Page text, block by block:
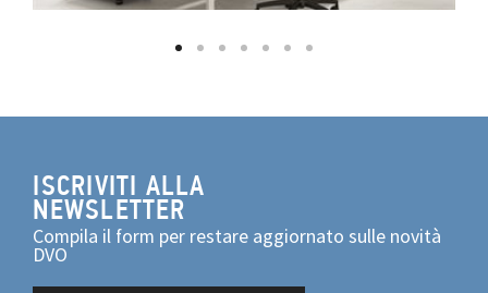
ISCRIVITI ALLA
NEWSLETTER
Compila il form per restare aggiornato sulle novità
DVO